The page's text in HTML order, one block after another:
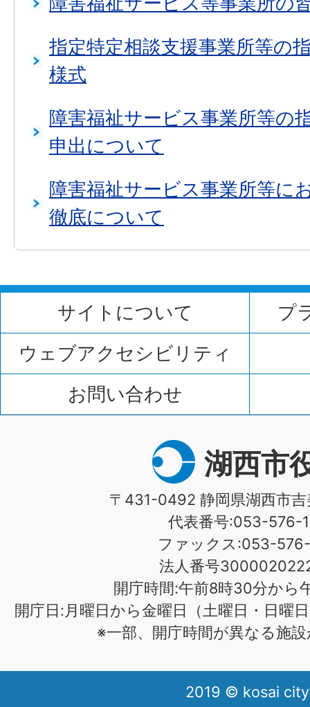
指定特定相談支援事業所等の
様式
障害福祉サービス事業所等の
申出について
障害福祉サービス事業所等に
徹底について
サイトについて
プ
ウェブアクセシビリティ
お問い合わせ
湖西市
〒431-0492 静岡県湖西市
代表番号:053-576-
ファックス:053-576-
法人番号
開庁時間:午前8時30分から
開庁日:月曜日から金曜日（土曜日・日曜
※一部、開庁時間が異なる施
2019 © kosai